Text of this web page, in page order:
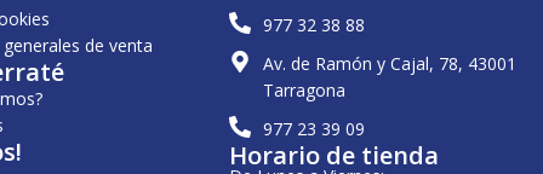
de venta
977 32 38 88
Av. de Ramón y Cajal, 78, 43001
Tarragona
977 23 39 09
Horario de tienda